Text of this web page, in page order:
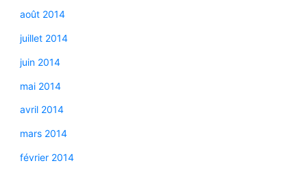
août 2014
juillet 2014
juin 2014
mai 2014
avril 2014
mars 2014
février 2014